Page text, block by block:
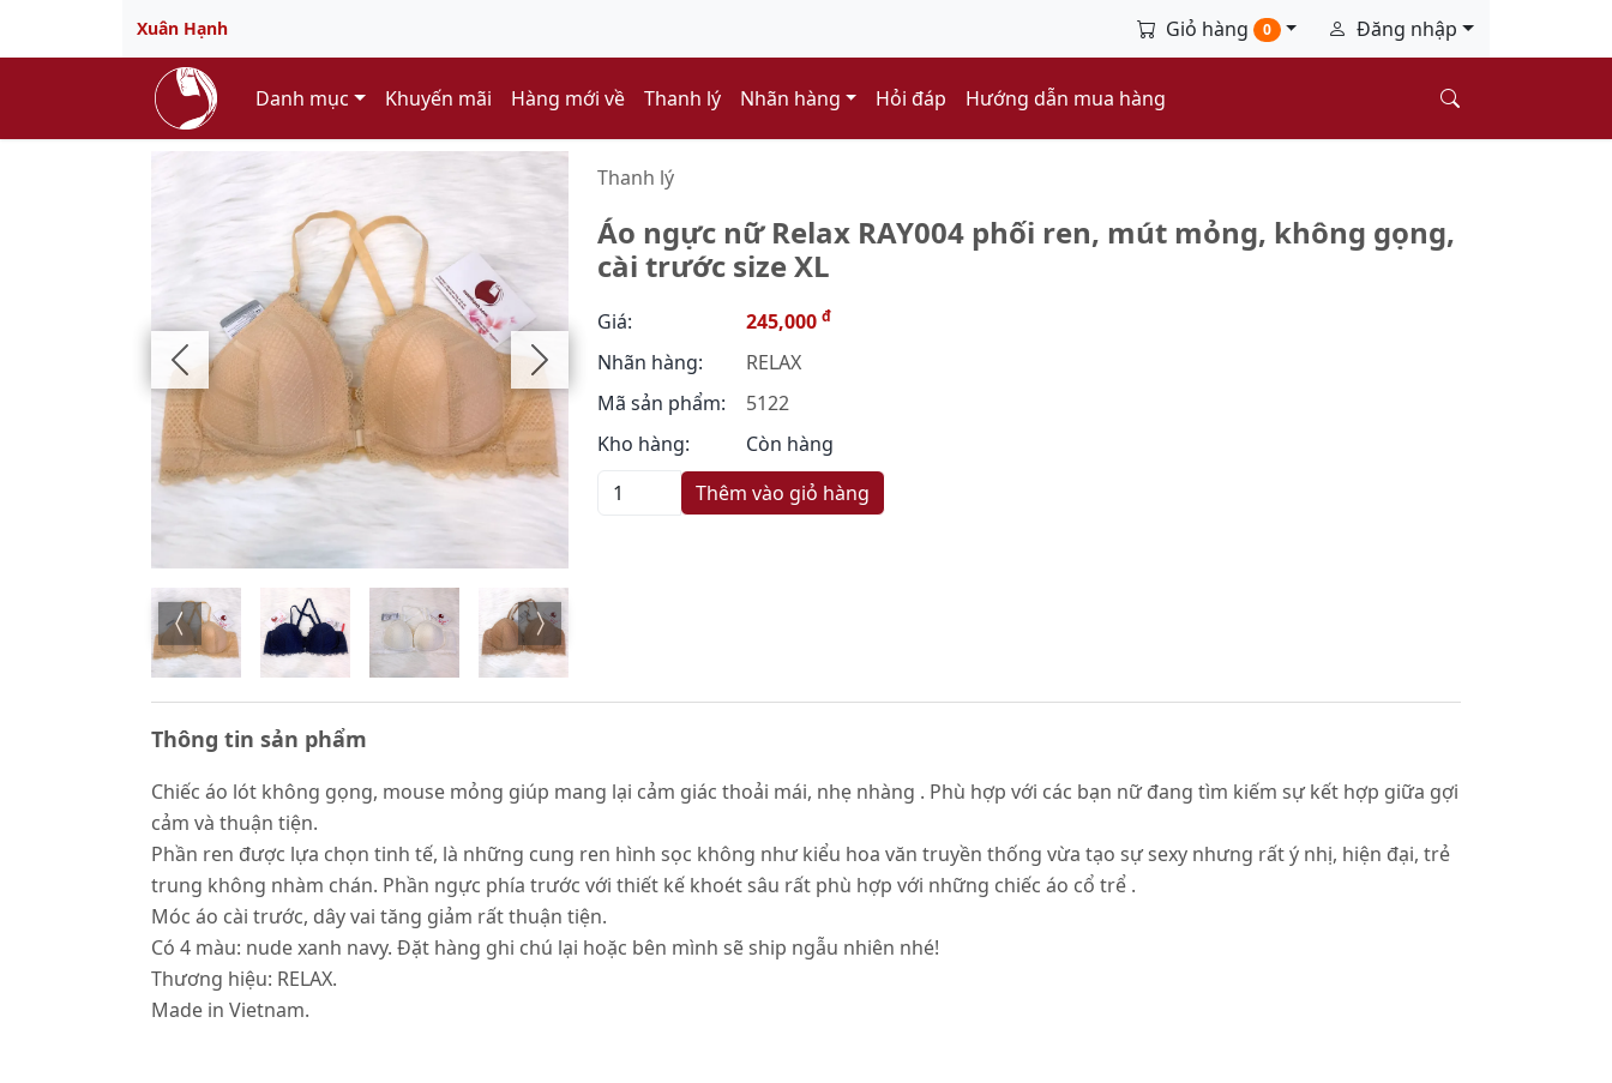
Xuân Hạnh Giỏ hàng 0 Đăng nhập
Danh mục Khuyến mãi Hàng mới về Thanh lý Nhãn hàng Hỏi đáp Hướng dẫn mua hàng
Thanh lý
Áo ngực nữ Relax RAY004 phối ren, mút mỏng, không gọng,
cài trước size XL
Giá: 245,000 đ
Nhãn hàng:
RELAX
Mã sản phẩm:
5122
Kho hàng:
Còn hàng
Thêm vào giỏ hàng
Thông tin sản phẩm
Chiếc áo lót không gọng, mouse mỏng giúp mang lại cảm giác thoải mái, nhẹ nhàng . Phù hợp với các bạn nữ đang tìm kiếm sự kết hợp giữa gợi
cảm và thuận tiện.
Phần ren được lựa chọn tinh tế, là những cung ren hình sọc không như kiểu hoa văn truyền thống vừa tạo sự sexy nhưng rất ý nhị, hiện đại, trẻ
trung không nhàm chán. Phần ngực phía trước với thiết kế khoét sâu rất phù hợp với những chiếc áo cổ trể .
Móc áo cài trước, dây vai tăng giảm rất thuận tiện.
Có 4 màu: nude xanh navy. Đặt hàng ghi chú lại hoặc bên mình sẽ ship ngẫu nhiên nhé!
Thương hiệu: RELAX.
Made in Vietnam.